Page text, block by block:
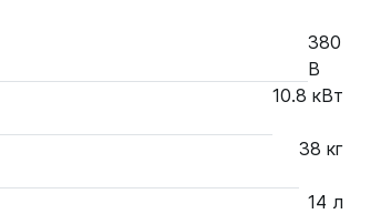
380
В
10.8 кВт
38 кг
14 л